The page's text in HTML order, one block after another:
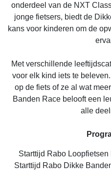
onderdeel van de NXT
jonge fietsers, biedt de
kans voor kinderen om de
Met verschillende
voor elk kind iets te
op de fiets of ze al wat
Banden Race belooft een
alle
Starttijd Rabo Loopfietsen
Starttijd Rabo Dikke